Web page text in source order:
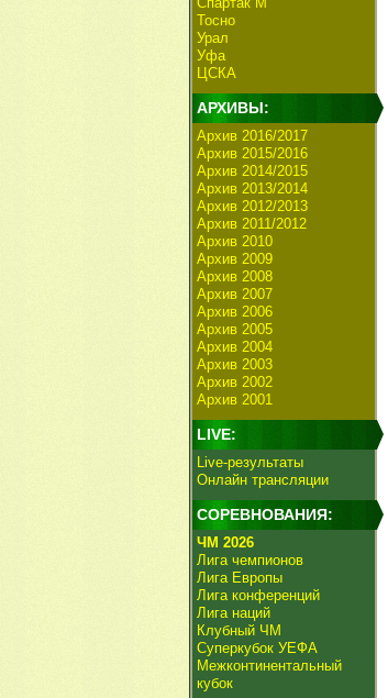
Тосно
Урал
Уфа
ЦСКА
АРХИВЫ:
Архив 2016/2017
Архив 2015/2016
Архив 2014/2015
Архив 2013/2014
Архив 2012/2013
Архив 2011/2012
Архив 2010
Архив 2009
Архив 2008
Архив 2007
Архив 2006
Архив 2005
Архив 2004
Архив 2003
Архив 2002
Архив 2001
LIVE:
Live-результаты
Онлайн трансляции
СОРЕВНОВАНИЯ:
ЧМ 2026
Лига чемпионов
Лига Европы
Лига конференций
Лига наций
Клубный ЧМ
Суперкубок УЕФА
Межконтинентальный
кубок